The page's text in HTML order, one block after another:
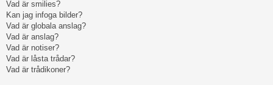
Vad är smilies?
Kan jag infoga bilder?
Vad är globala anslag?
Vad är anslag?
Vad är notiser?
Vad är låsta trådar?
Vad är trådikoner?